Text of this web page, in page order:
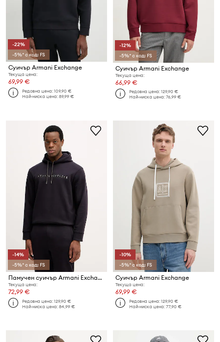
-22%
-5%* с код: FS
Суичър Armani Exchange
Текуща цена:
69,99 €
Редовна цена:109,90 €
Най-ниска цена:89,99 €
-12%
-5%* с код: FS
Суичър Armani Exchange
Текуща цена:
66,99 €
Редовна цена:129,90 €
Най-ниска цена:76,99 €
-14%
-5%* с код: FS
Памучен суичър Armani Exchange
Текуща цена:
72,99 €
Редовна цена:129,90 €
Най-ниска цена:84,99 €
-10%
-5%* с код: FS
Суичър Armani Exchange
Текуща цена:
69,99 €
Редовна цена:129,90 €
Най-ниска цена:77,90 €